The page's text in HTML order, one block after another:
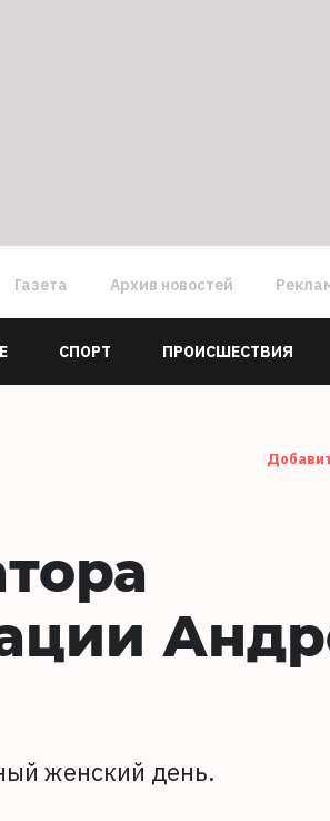
Газета Архив новостей
СПОРТ ПРОИСШЕСТВИЯ
женский день.